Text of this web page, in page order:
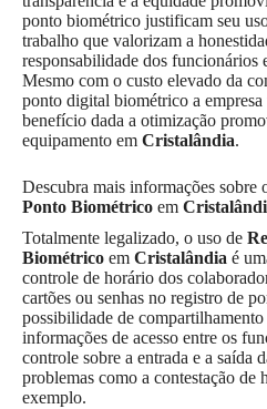
ponto biométrico justificam seu
trabalho que valorizam a
responsabilidade dos funcionários
Mesmo com o custo elevado da
ponto digital biométrico a
benefício dada a otimização
equipamento em Cristalândia.
Descubra mais informações sobre
Ponto Biométrico em
Totalmente legalizado, o uso de
Biométrico em Cristalândia é
controle de horário dos
cartões ou senhas no registro de
possibilidade de
informações de acesso entre os
controle sobre a entrada e a saída
problemas como a contestação de
exemplo.